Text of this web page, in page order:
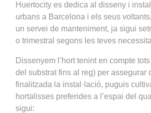
Huertocity es dedica al disseny i
urbans a Barcelona i els seus
un servei de manteniment, ja sigui
o trimestral segons les teves
Dissenyem l’hort tenint en compte
del substrat fins al reg) per assegurar
finalitzada la instal·lació, puguis
hortalisses preferides a l’espai del
sigui: